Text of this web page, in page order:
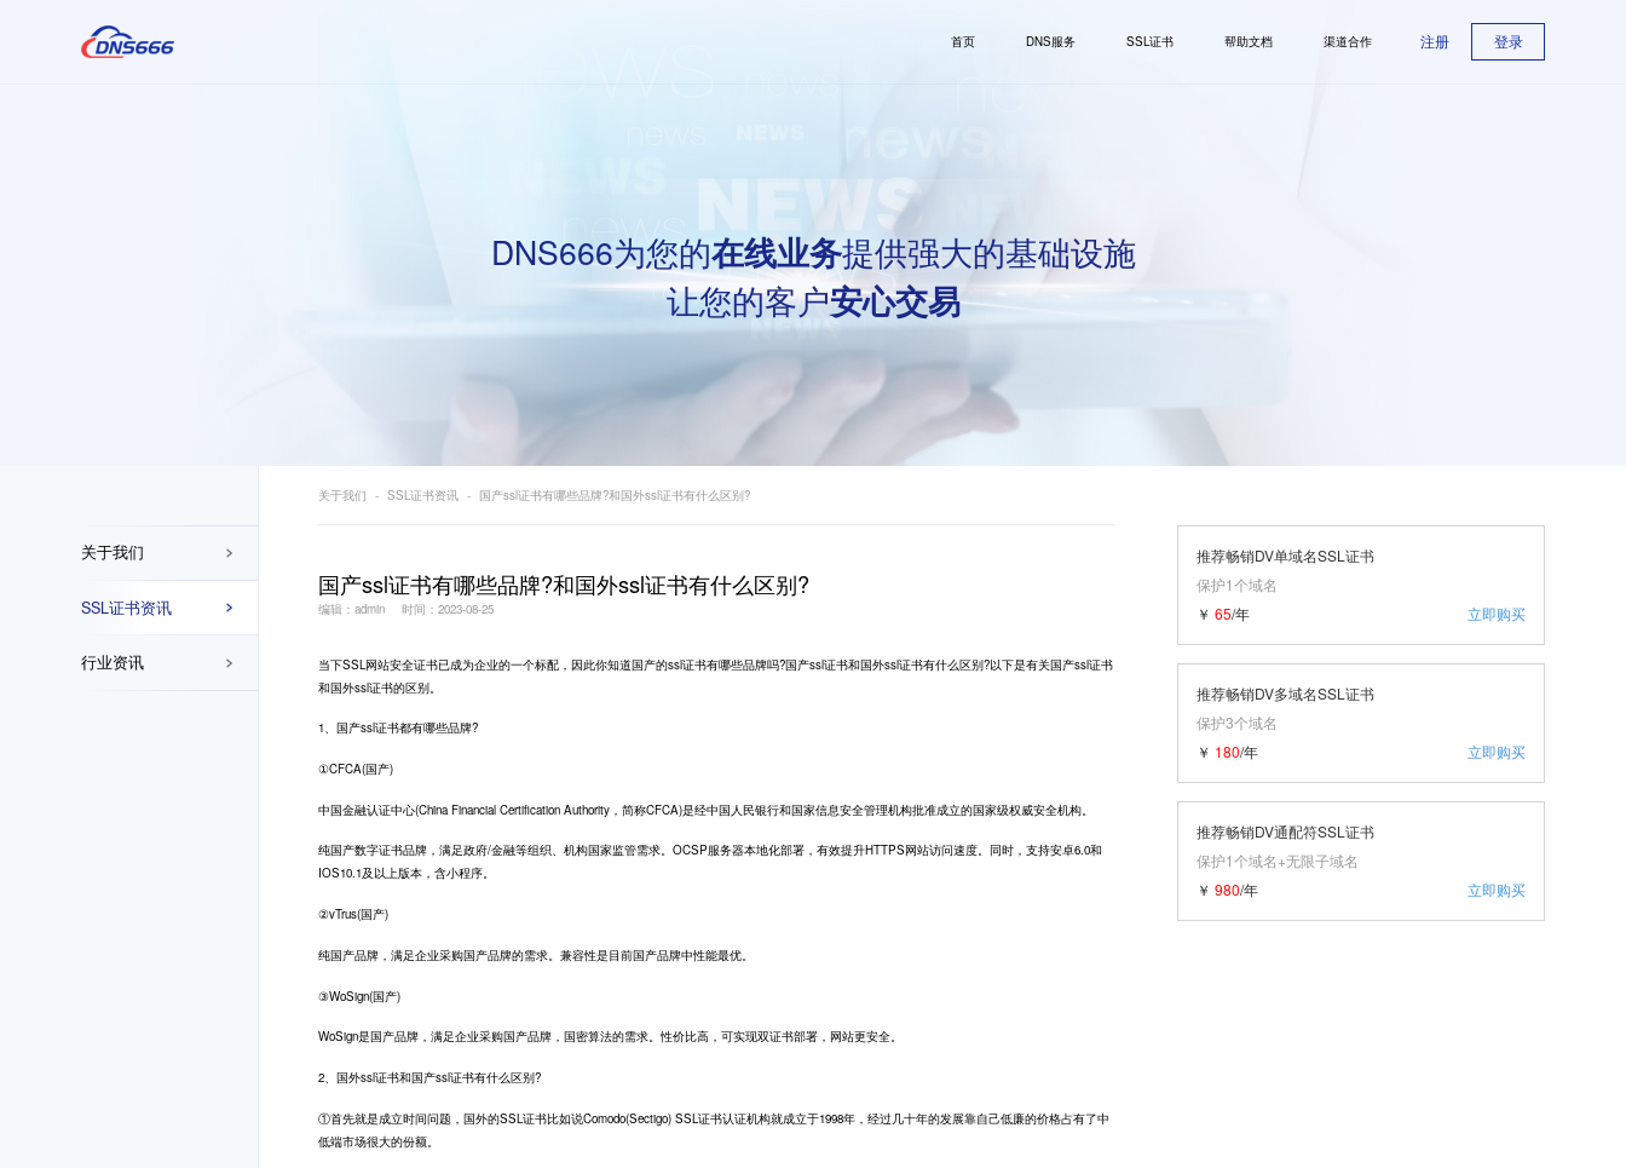
首页 DNS服务 SSL证书 帮助文档 渠道合作 注册 登录
DNS666为您的在线业务提供强大的基础设施
让您的客户安心交易
关于我们
SSL证书资讯
行业资讯
关于我们 SSL证书资讯 国产ssl证书有哪些品牌?和国外ssl证书有什么区别?
国产ssl证书有哪些品牌?和国外ssl证书有什么区别?
编辑：admin 时间：2023-08-25
当下SSL网站安全证书已成为企业的一个标配，因此你知道国产的ssl证书有哪些品牌吗?国产ssl证书和国外ssl证书有什么区别?以下是有关国产ssl证书
和国外ssl证书的区别。
1、国产ssl证书都有哪些品牌?
①CFCA(国产)
中国金融认证中心(China Financial Certification Authority，简称CFCA)是经中国人民银行和国家信息安全管理机构批准成立的国家级权威安全机构。
纯国产数字证书品牌，满足政府/金融等组织、机构国家监管需求。OCSP服务器本地化部署，有效提升HTTPS网站访问速度。同时，支持安卓6.0和
IOS10.1及以上版本，含小程序。
②vTrus(国产)
纯国产品牌，满足企业采购国产品牌的需求。兼容性是目前国产品牌中性能最优。
③WoSign(国产)
WoSign是国产品牌，满足企业采购国产品牌，国密算法的需求。性价比高，可实现双证书部署，网站更安全。
2、国外ssl证书和国产ssl证书有什么区别?
①首先就是成立时间问题，国外的SSL证书比如说Comodo(Sectigo) SSL证书认证机构就成立于1998年，经过几十年的发展靠自己低廉的价格占有了中
低端市场很大的份额。
推荐畅销DV单域名SSL证书
保护1个域名
立即购买
￥ 65/年
推荐畅销DV多域名SSL证书
保护3个域名
立即购买
￥ 180/年
推荐畅销DV通配符SSL证书
保护1个域名+无限子域名
立即购买
￥ 980/年